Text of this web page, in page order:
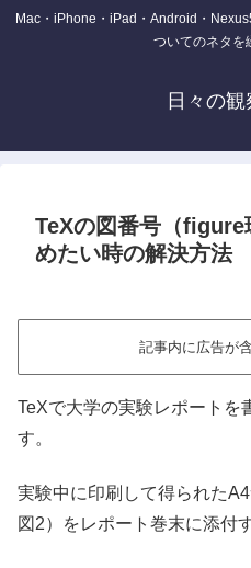
Mac・iPhone・iPad・Android・
ついてのネタを
日々の
TeXの図番号（figure
めたい時の解決方法
記事内に広告が
TeXで大学の実験レポートを
す。
実験中に印刷して得られた
図2）をレポート巻末に添付